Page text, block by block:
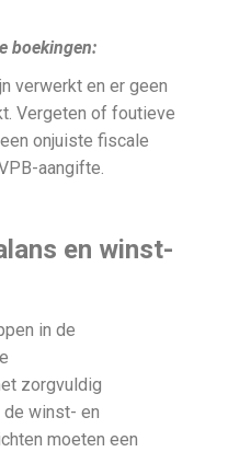
boekingen:
verwerkt en er geen
Vergeten of foutieve
onjuiste fiscale
aangifte.
en winst-
in de
zorgvuldig
de winst- en
moeten een